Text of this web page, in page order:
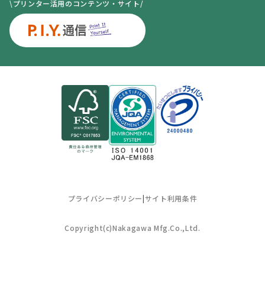
\プリンター活用のコンテンツ・サイト/
Copyright(c)Nakagawa Mfg.Co.,Ltd.
プライバシーポリシー|サイト利用条件